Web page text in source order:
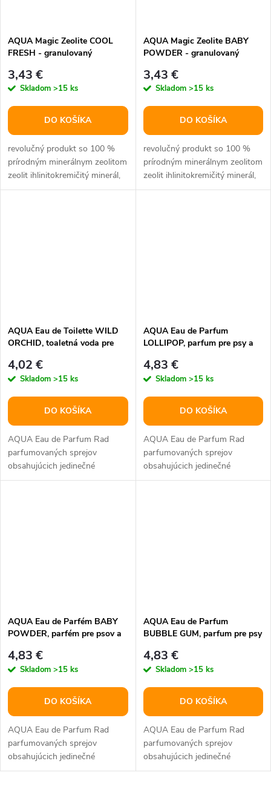
AQUA Magic Zeolite COOL
FRESH - granulovaný
500 g
3,43 €
Skladom >15 ks
DO KOŠÍKA
revolučný produkt so 100 %
prírodným minerálnym zeolitom
zeolit ihlinitokremičitý minerál,
ktorý má mikroporéznu...
AQUA Magic Zeolite BABY
POWDER - granulovaný
500 g
3,43 €
Skladom >15 ks
DO KOŠÍKA
revolučný produkt so 100 %
prírodným minerálnym zeolitom
zeolit ihlinitokremičitý minerál,
ktorý má mikroporéznu...
AQUA Eau de Toilette WILD
ORCHID, toaletná voda pre
4,02 €
Skladom >15 ks
DO KOŠÍKA
AQUA Eau de Parfum Rad
parfumovaných sprejov
obsahujúcich jedinečné
parfumové oleje vyrobené
AQUA Eau de Parfum
LOLLIPOP, parfum pre psy a
4,83 €
Skladom >15 ks
DO KOŠÍKA
AQUA Eau de Parfum Rad
parfumovaných sprejov
obsahujúcich jedinečné
parfumové oleje vyrobené
AQUA Eau de Parfém BABY
POWDER, parfém pre psov a
4,83 €
Skladom >15 ks
DO KOŠÍKA
AQUA Eau de Parfum Rad
parfumovaných sprejov
obsahujúcich jedinečné
parfumové oleje vyrobené
AQUA Eau de Parfum
BUBBLE GUM, parfum pre psy
4,83 €
Skladom >15 ks
DO KOŠÍKA
AQUA Eau de Parfum Rad
parfumovaných sprejov
obsahujúcich jedinečné
parfumové oleje vyrobené